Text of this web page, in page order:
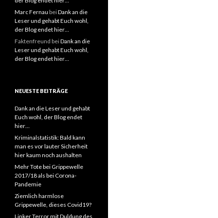
Marc Fernau beiDank an die
Leser und gehabt Euch wohl,
der Blog endet hier…
Faktenfreund beiDank an die
Leser und gehabt Euch wohl,
der Blog endet hier…
NEUESTE BEITRÄGE
Dank an die Leser und gehabt
Euch wohl, der Blog endet
hier…
Kriminalstatistik: Bald kann
man es vor lauter Sicherheit
hier kaum noch aushalten
Mehr Tote bei Grippewelle
2017/18 als bei Corona-
Pandemie
Ziemlich harmlose
Grippewelle, dieses Covid19?
Linker Terror mit Duldung des